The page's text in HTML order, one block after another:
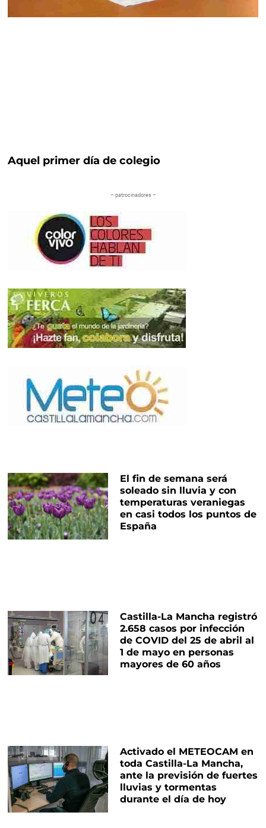
Aquel primer día de colegio
– patrocinadores –
El fin de semana será
soleado sin lluvia y con
temperaturas veraniegas
en casi todos los puntos de
España
Castilla-La Mancha registró
2.658 casos por infección
de COVID del 25 de abril al
1 de mayo en personas
mayores de 60 años
Activado el METEOCAM en
toda Castilla-La Mancha,
ante la previsión de fuertes
lluvias y tormentas
durante el día de hoy